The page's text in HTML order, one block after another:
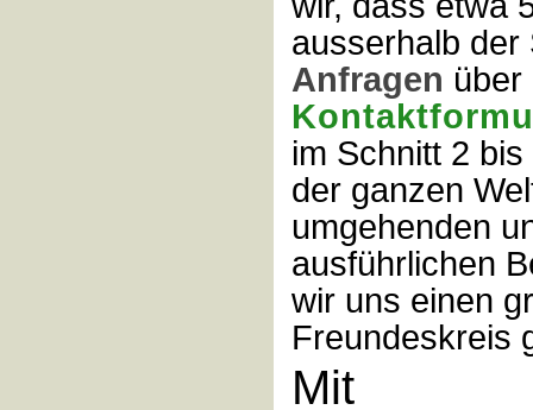
ausserhalb der
Anfragen über
im Schnitt 2
der ganzen
umgehenden
ausführlichen
wir uns einen
Freundeskreis
Mit